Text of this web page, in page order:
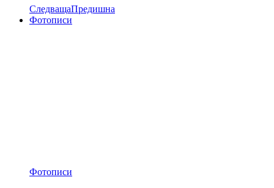
СледващаПредишна
Фотописи
Фотописи